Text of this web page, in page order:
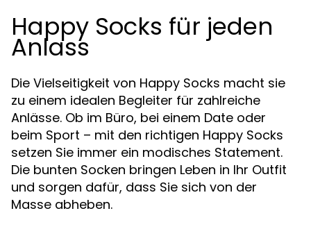
Happy Socks für jeden
Anlass
Die Vielseitigkeit von Happy Socks macht sie
zu einem idealen Begleiter für zahlreiche
Anlässe. Ob im Büro, bei einem Date oder
beim Sport – mit den richtigen Happy Socks
setzen Sie immer ein modisches Statement.
Die bunten Socken bringen Leben in Ihr Outfit
und sorgen dafür, dass Sie sich von der
Masse abheben.